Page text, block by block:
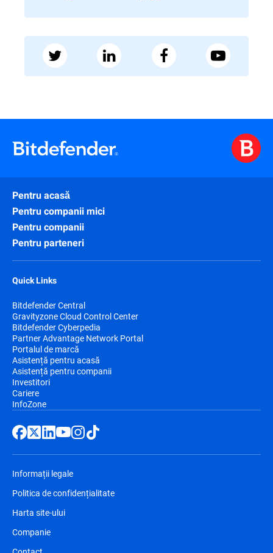
Pentru acasă
Pentru companii mici
Pentru companii
Pentru parteneri
Quick Links
Bitdefender Central
Gravityzone Cloud Control Center
Bitdefender Cyberpedia
Partner Advantage Network Portal
Portalul de marcă
Asistență pentru acasă
Asistență pentru companii
Investitori
Cariere
InfoZone
Informații legale
Politica de confidențialitate
Harta site-ului
Companie